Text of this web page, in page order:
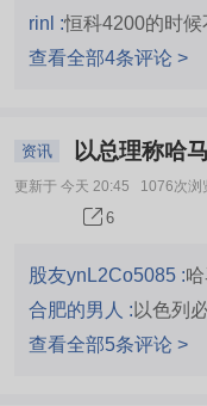
rinl :恒科4200的时候
查看全部4条评论 >
资讯 以总理称哈
更新于 今天 20:45 1076次浏
6
股友ynL2Co5085 :
合肥的男人 : 以色列
查看全部5条评论 >